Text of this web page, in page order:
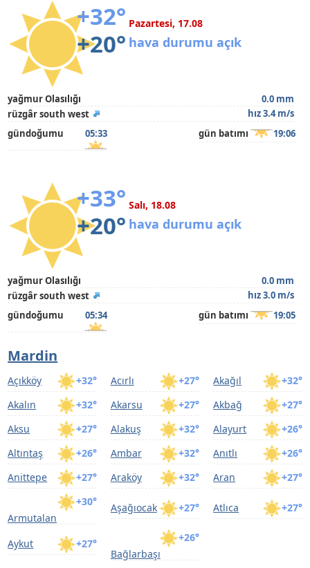
+32°
+20°
Pazartesi, 17.08
hava durumu açık
yağmur Olasılığı
0.0 mm
rüzgâr south west
hız 3.4 m/s
gündoğumu
05:33 gün batımı 19:06
+33°
+20°
Salı, 18.08
hava durumu açık
yağmur Olasılığı
0.0 mm
rüzgâr south west
hız 3.0 m/s
gündoğumu
05:34 gün batımı 19:05
Mardin
+32°
Açıkköy +27°
Acırlı +32°
Akağıl
+32°
Akalın +27°
Akarsu +27°
Akbağ
+27°
Aksu +32°
Alakuş +26°
Alayurt
+26°
Altıntaş +32°
Ambar +26°
Anıtlı
+27°
Anittepe +32°
Araköy +27°
Aran
+30°
Armutalan
+27°
Aşağıocak +27°
Atlıca
+27°
Aykut
+26°
Bağlarbaşı